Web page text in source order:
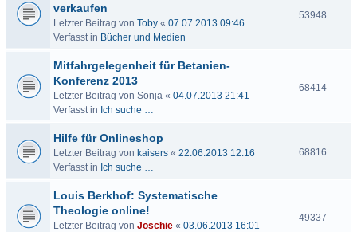
verkaufen
Letzter Beitrag von Toby « 07.07.2013 09:46
Verfasst in Bücher und Medien
53948
Mitfahrgelegenheit für Betanien-
Konferenz 2013
Letzter Beitrag von Sonja « 04.07.2013 21:41
Verfasst in Ich suche …
68414
Hilfe für Onlineshop
Letzter Beitrag von kaisers « 22.06.2013 12:16
Verfasst in Ich suche …
68816
Louis Berkhof: Systematische
Theologie online!
Letzter Beitrag von Joschie « 03.06.2013 16:01
49337